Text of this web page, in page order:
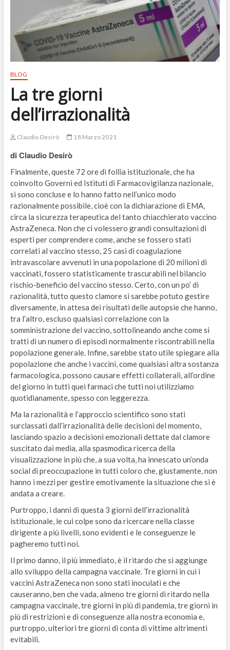
BLOG
La tre giorni
dell’irrazionalità
Claudio Desirò 18 Marzo 2021
di Claudio Desirò
Finalmente, queste 72 ore di follia istituzionale, che ha
coinvolto Governi ed Istituti di Farmacovigilanza nazionale,
si sono concluse e lo hanno fatto nell’unico modo
razionalmente possibile, cioè con la dichiarazione di EMA,
circa la sicurezza terapeutica del tanto chiacchierato vaccino
AstraZeneca. Non che ci volessero grandi consultazioni di
esperti per comprendere come, anche se fossero stati
correlati al vaccino stesso, 25 casi di coagulazione
intravascolare avvenuti in una popolazione di 20 milioni di
vaccinati, fossero statisticamente trascurabili nel bilancio
rischio-beneficio del vaccino stesso. Certo, con un po’ di
razionalità, tutto questo clamore si sarebbe potuto gestire
diversamente, in attesa dei risultati delle autopsie che hanno,
tra l’altro, escluso qualsiasi correlazione con la
somministrazione del vaccino, sottolineando anche come si
tratti di un numero di episodi normalmente riscontrabili nella
popolazione generale. Infine, sarebbe stato utile spiegare alla
popolazione che anche i vaccini, come qualsiasi altra sostanza
farmacologica, possono causare effetti collaterali, all’ordine
del giorno in tutti quei farmaci che tutti noi utilizziamo
quotidianamente, spesso con leggerezza.
Ma la razionalità e l’approccio scientifico sono stati
surclassati dall’irrazionalità delle decisioni del momento,
lasciando spazio a decisioni emozionali dettate dal clamore
suscitato dai media, alla spasmodica ricerca della
visualizzazione in più che, a sua volta, ha innescato un’onda
social di preoccupazione in tutti coloro che, giustamente, non
hanno i mezzi per gestire emotivamente la situazione che si è
andata a creare.
Purtroppo, i danni di questa 3 giorni dell’irrazionalità
istituzionale, le cui colpe sono da ricercare nella classe
dirigente a più livelli, sono evidenti e le conseguenze le
pagheremo tutti noi.
Il primo danno, il più immediato, è il ritardo che si aggiunge
allo sviluppo della campagna vaccinale. Tre giorni in cui i
vaccini AstraZeneca non sono stati inoculati e che
causeranno, ben che vada, almeno tre giorni di ritardo nella
campagna vaccinale, tre giorni in più di pandemia, tre giorni in
più di restrizioni e di conseguenze alla nostra economia e,
purtroppo, ulteriori tre giorni di conta di vittime altrimenti
evitabili.